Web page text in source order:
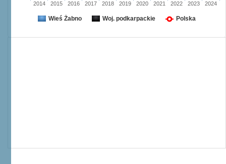
2014 2015 2016 2017 2018 2019 2020 2021 2022 2023 2024
Wieś Żabno Woj. podkarpackie Polska